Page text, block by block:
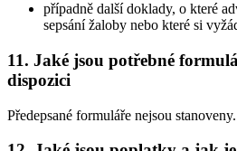
případně další doklady, o které
sepsání žaloby nebo které si
11. Jaké jsou potřebné
dispozici
Předepsané formuláře nejsou stanoveny.